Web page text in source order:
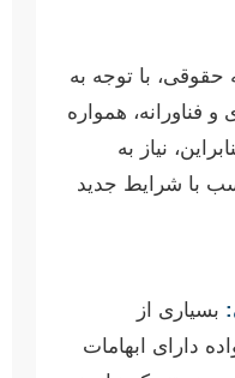
حقوقی، با توجه به
فناورانه، همواره
نیاز به
با شرایط جدید
بسیاری از
دارای ابهامات